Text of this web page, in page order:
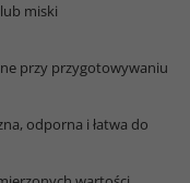
miski
przy przygotowywaniu
odporna i łatwa do